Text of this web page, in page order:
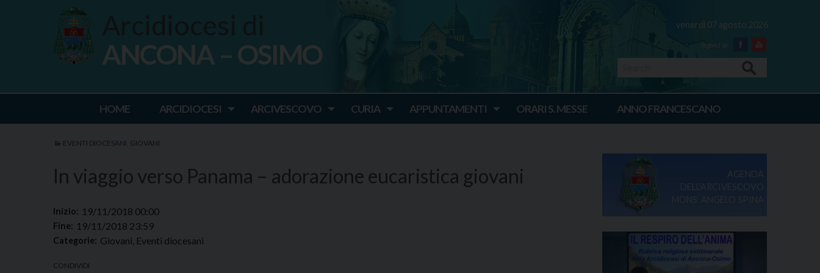
venerdì 07 agosto 2026
Facebook
Youtube
Ancona Osimo
ANCONA – OSIMO
HOME ARCIDIOCESI ARCIVESCOVO CURIA APPUNTAMENTI ORARI S. MESSE ANNO FRANCESCANO
EVENTI DIOCESANI GIOVANI
In viaggio verso Panama – adorazione eucaristica giovani
Inizio: 19/11/2018 00:00
Fine: 19/11/2018 23:59
Categorie: Giovani, Eventi diocesani
CONDIVIDI
AGENDA
DELL'ARCIVESCOVO